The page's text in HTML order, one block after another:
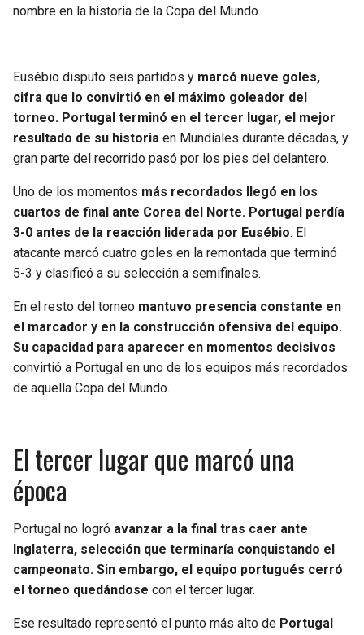
BUCCANEERS
nombre en la historia de la Copa del Mundo.
Eusébio disputó seis partidos y marcó nueve goles,
cifra que lo convirtió en el máximo goleador del
torneo. Portugal terminó en el tercer lugar, el mejor
resultado de su historia en Mundiales durante décadas, y
gran parte del recorrido pasó por los pies del delantero.
Uno de los momentos más recordados llegó en los
cuartos de final ante Corea del Norte. Portugal perdía
3-0 antes de la reacción liderada por Eusébio. El
atacante marcó cuatro goles en la remontada que terminó
5-3 y clasificó a su selección a semifinales.
En el resto del torneo mantuvo presencia constante en
el marcador y en la construcción ofensiva del equipo.
Su capacidad para aparecer en momentos decisivos
convirtió a Portugal en uno de los equipos más recordados
de aquella Copa del Mundo.
El tercer lugar que marcó una
época
Portugal no logró avanzar a la final tras caer ante
Inglaterra, selección que terminaría conquistando el
campeonato. Sin embargo, el equipo portugués cerró
el torneo quedándose con el tercer lugar.
Ese resultado representó el punto más alto de Portugal